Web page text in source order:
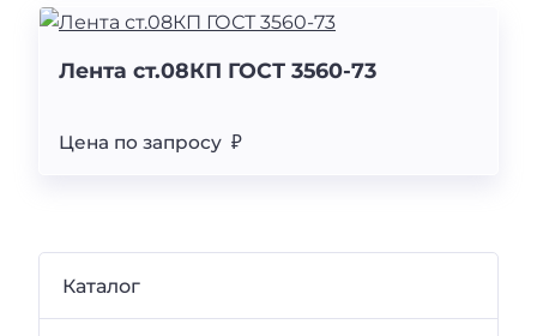
Лента ст.08КП ГОСТ 3560-73
Цена по запросу ₽
Каталог